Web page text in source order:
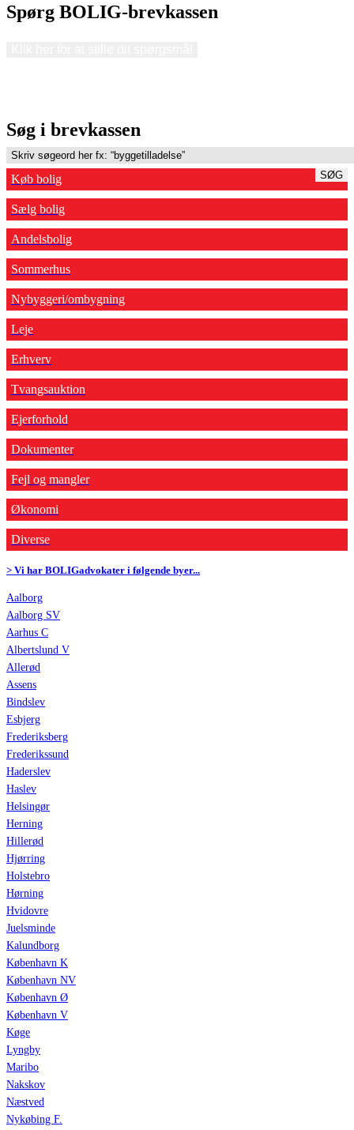
Spørg BOLIG-brevkassen
Søg i brevkassen
SØG
Køb bolig
Sælg bolig
Andelsbolig
Sommerhus
Nybyggeri/ombygning
Leje
Erhverv
Tvangsauktion
Ejerforhold
Dokumenter
Fejl og mangler
Økonomi
Diverse
> Vi har BOLIGadvokater i følgende byer...
Aalborg
Aalborg SV
Aarhus C
Albertslund V
Allerød
Assens
Bindslev
Esbjerg
Frederiksberg
Frederikssund
Haderslev
Haslev
Helsingør
Herning
Hillerød
Hjørring
Holstebro
Hørning
Hvidovre
Juelsminde
Kalundborg
København K
København NV
København Ø
København V
Køge
Lyngby
Maribo
Nakskov
Næstved
Nykøbing F.